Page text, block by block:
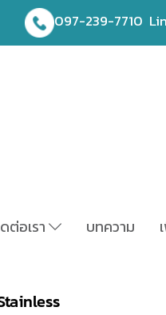
097-239-7710
ต่อเรา บทความ